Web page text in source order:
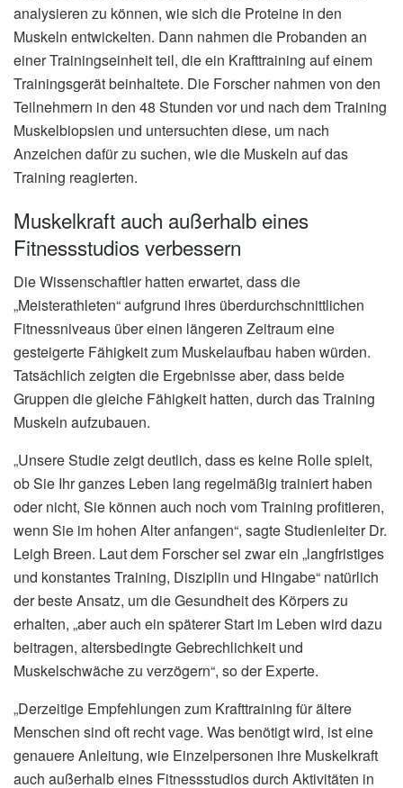
analysieren zu können, wie sich die Proteine in den
Muskeln entwickelten. Dann nahmen die Probanden an
einer Trainingseinheit teil, die ein Krafttraining auf einem
Trainingsgerät beinhaltete. Die Forscher nahmen von den
Teilnehmern in den 48 Stunden vor und nach dem Training
Muskelbiopsien und untersuchten diese, um nach
Anzeichen dafür zu suchen, wie die Muskeln auf das
Training reagierten.
Muskelkraft auch außerhalb eines
Fitnessstudios verbessern
Die Wissenschaftler hatten erwartet, dass die
„Meisterathleten“ aufgrund ihres überdurchschnittlichen
Fitnessniveaus über einen längeren Zeitraum eine
gesteigerte Fähigkeit zum Muskelaufbau haben würden.
Tatsächlich zeigten die Ergebnisse aber, dass beide
Gruppen die gleiche Fähigkeit hatten, durch das Training
Muskeln aufzubauen.
„Unsere Studie zeigt deutlich, dass es keine Rolle spielt,
ob Sie Ihr ganzes Leben lang regelmäßig trainiert haben
oder nicht, Sie können auch noch vom Training profitieren,
wenn Sie im hohen Alter anfangen“, sagte Studienleiter Dr.
Leigh Breen. Laut dem Forscher sei zwar ein „langfristiges
und konstantes Training, Disziplin und Hingabe“ natürlich
der beste Ansatz, um die Gesundheit des Körpers zu
erhalten, „aber auch ein späterer Start im Leben wird dazu
beitragen, altersbedingte Gebrechlichkeit und
Muskelschwäche zu verzögern“, so der Experte.
„Derzeitige Empfehlungen zum Krafttraining für ältere
Menschen sind oft recht vage. Was benötigt wird, ist eine
genauere Anleitung, wie Einzelpersonen ihre Muskelkraft
auch außerhalb eines Fitnessstudios durch Aktivitäten in